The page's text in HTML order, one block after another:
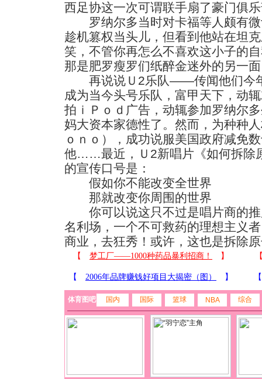
西足协这一次可谓联手扇了豪门俱
罗纳尔多当时对卡福等人颇有微
趁机篡权当头儿，但看到他站在坦
笑，不管你再怎么不喜欢这小子的
那是肥罗瘦罗们纸醉金迷外的另一
再说说Ｕ2乐队——传闻他们今
成为当今头号乐队，富甲天下，动
拍ｉＰｏｄ广告，动辄参加罗纳尔
妈大资本家德性了。然而，为种种
ｏｎｏ），成功说服美国政府减免
他……最近，Ｕ2新唱片《如何拆除
的宣传口号是：
假如你不能改变全世界
那就改变你周围的世界
你可以说这只不过是唱片商的推
名利场，一个不可救药的理想主义
商业，去狂秀！或许，这也是拆除
体育图吧 国内 国际 篮球 NBA 综合